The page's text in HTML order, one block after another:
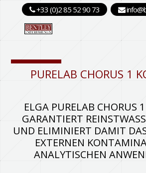
+33 (0)2 85 52 90 73
PURELAB CHORUS 1
ELGA PURELAB CHORUS
GARANTIERT
UND ELIMINIERT DAMIT
EXTERNEN
ANALYTISCHEN